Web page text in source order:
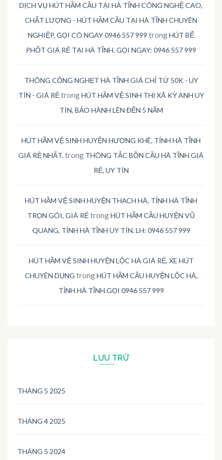
DỊCH VỤ HÚT HẦM CẦU TẠI HÀ TĨNH CÔNG NGHỆ CAO,
CHẤT LƯỢNG - HÚT HẦM CẦU TẠI HÀ TĨNH CHUYÊN
NGHIỆP, GỌI CÓ NGAY 0946 557 999 trongHÚT BỂ
PHỐT GIÁ RẺ TẠI HÀ TĨNH. GỌI NGAY: 0946 557 999
THÔNG CỐNG NGHẸT HÀ TĨNH GIÁ CHỈ TỪ 50K - UY
TÍN - GIÁ RẺtrongHÚT HẦM VỆ SINH THỊ XÃ KỲ ANH UY
TÍN, BẢO HÀNH LÊN ĐẾN 5 NĂM
HÚT HẦM VỆ SINH HUYỆN HƯƠNG KHÊ, TỈNH HÀ TĨNH
GIÁ RẺ NHẤT.trong THÔNG TẮC BỒN CẦU HÀ TĨNH GIÁ
RẺ, UY TÍN
HÚT HẦM VỆ SINH HUYỆN THẠCH HÀ, TỈNH HÀ TĨNH
TRỌN GÓI, GIÁ RẺtrongHÚT HẦM CẦU HUYỆN VŨ
QUANG, TỈNH HÀ TĨNH UY TÍN. LH: 0946 557 999
HÚT HẦM VỆ SINH HUYỆN LỘC HÀ GIÁ RẺ, XE HÚT
CHUYÊN DỤNG trongHÚT HẦM CẦU HUYỆN LỘC HÀ,
TỈNH HÀ TĨNH.GỌI 0946 557 999
LƯU TRỮ
THÁNG 5 2025
THÁNG 4 2025
THÁNG 5 2024